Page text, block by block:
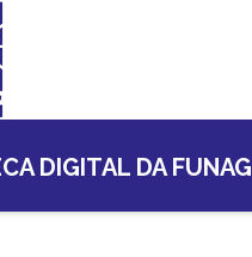
DIGITAL DA FUNAG